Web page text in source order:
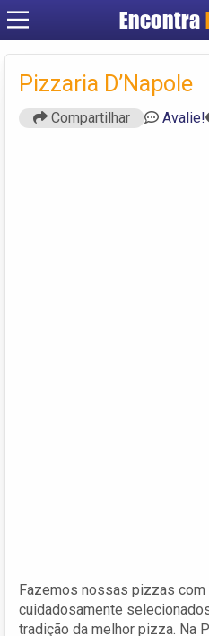
Encontra
Pizzaria D’Napole
Compartilhar Avalie!
Fazemos nossas pizzas
cuidadosamente
tradição da melhor pizza. Na